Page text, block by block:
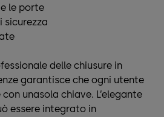
le porte
sicurezza
delle chiusure in
garantisce che ogni utente
unasola chiave. L’elegante
essere integrato in